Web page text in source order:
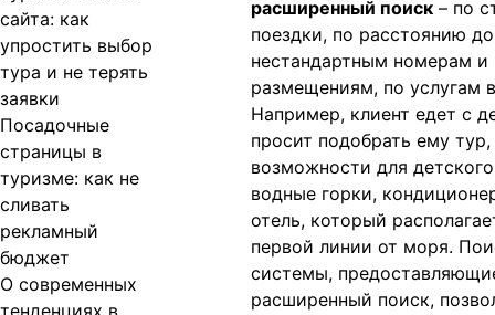
сайта: как
упростить выбор
тура и не терять
заявки
Посадочные
страницы в
туризме: как не
сливать
рекламный
бюджет
О современных
тенденциях в
расширенный поиск – по
поездки, по расстоянию
нестандартным номерам и
размещениям, по услугам
Например, клиент едет с
просит подобрать ему тур,
возможности для
водные горки,
отель, который
первой линии от моря.
системы,
расширенный поиск,